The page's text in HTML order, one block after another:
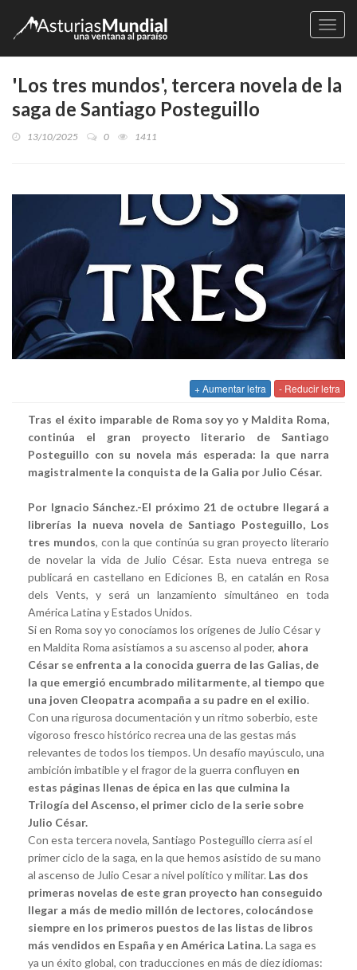
'Los tres mundos', tercera novela de la
saga de Santiago Posteguillo
13/10/2025 0 1411
+ Aumentar letra - Reducir letra
Tras el éxito imparable de Roma soy yoy Maldita Roma,
continúa el gran proyecto literario de Santiago
Posteguillo con su novela más esperada: la que narra
magistralmente la conquista de la Galia por Julio César.
Por Ignacio Sánchez.-El próximo 21 de octubre llegará a
librerías la nueva novela de Santiago Posteguillo, Los
tres mundos, con la que continúa su gran proyecto literario
de novelar la vida de Julio César. Esta nueva entrega se
publicará en castellano en Ediciones B, en catalán en Rosa
dels Vents, y será un lanzamiento simultáneo en toda
América Latina y Estados Unidos.
Si en Roma soy yo conocíamos los orígenes de Julio César y
en Maldita Roma asistíamos a su ascenso al poder, ahora
César se enfrenta a la conocida guerra de las Galias, de
la que emergió encumbrado militarmente, al tiempo que
una joven Cleopatra acompaña a su padre en el exilio.
Con una rigurosa documentación y un ritmo soberbio, este
vigoroso fresco histórico recrea una de las gestas más
relevantes de todos los tiempos. Un desafío mayúsculo, una
ambición imbatible y el fragor de la guerra confluyen en
estas páginas llenas de épica en las que culmina la
Trilogía del Ascenso, el primer ciclo de la serie sobre
Julio César.
Con esta tercera novela, Santiago Posteguillo cierra así el
primer ciclo de la saga, en la que hemos asistido de su mano
al ascenso de Julio Cesar a nivel político y militar. Las dos
primeras novelas de este gran proyecto han conseguido
llegar a más de medio millón de lectores, colocándose
siempre en los primeros puestos de las listas de libros
más vendidos en España y en América Latina.La saga es
ya un éxito global, con traducciones en más de diez idiomas: